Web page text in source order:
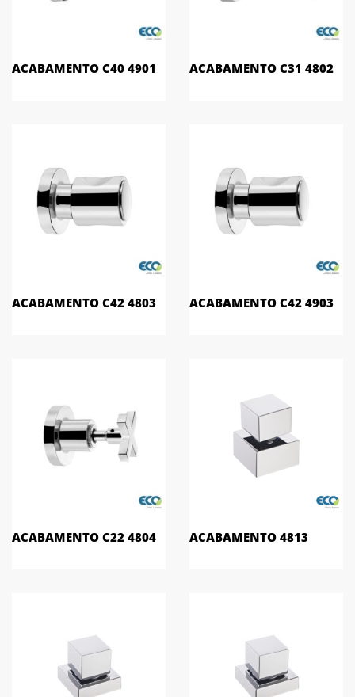
ACABAMENTO C40 4901 ACABAMENTO C31 4802
ACABAMENTO C42 4803 ACABAMENTO C42 4903
ACABAMENTO C22 4804 ACABAMENTO 4813